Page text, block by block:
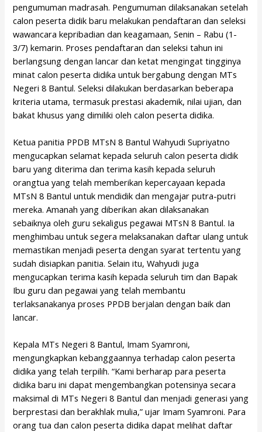
pengumuman madrasah. Pengumuman dilaksanakan setelah
calon peserta didik baru melakukan pendaftaran dan seleksi
wawancara kepribadian dan keagamaan, Senin – Rabu (1-
3/7) kemarin. Proses pendaftaran dan seleksi tahun ini
berlangsung dengan lancar dan ketat mengingat tingginya
minat calon peserta didika untuk bergabung dengan MTs
Negeri 8 Bantul. Seleksi dilakukan berdasarkan beberapa
kriteria utama, termasuk prestasi akademik, nilai ujian, dan
bakat khusus yang dimiliki oleh calon peserta didika.
Ketua panitia PPDB MTsN 8 Bantul Wahyudi Supriyatno
mengucapkan selamat kepada seluruh calon peserta didik
baru yang diterima dan terima kasih kepada seluruh
orangtua yang telah memberikan kepercayaan kepada
MTsN 8 Bantul untuk mendidik dan mengajar putra-putri
mereka. Amanah yang diberikan akan dilaksanakan
sebaiknya oleh guru sekaligus pegawai MTsN 8 Bantul. Ia
menghimbau untuk segera melaksanakan daftar ulang untuk
memastikan menjadi peserta dengan syarat tertentu yang
sudah disiapkan panitia. Selain itu, Wahyudi juga
mengucapkan terima kasih kepada seluruh tim dan Bapak
Ibu guru dan pegawai yang telah membantu
terlaksanakanya proses PPDB berjalan dengan baik dan
lancar.
Kepala MTs Negeri 8 Bantul, Imam Syamroni,
mengungkapkan kebanggaannya terhadap calon peserta
didika yang telah terpilih. “Kami berharap para peserta
didika baru ini dapat mengembangkan potensinya secara
maksimal di MTs Negeri 8 Bantul dan menjadi generasi yang
berprestasi dan berakhlak mulia,” ujar Imam Syamroni. Para
orang tua dan calon peserta didika dapat melihat daftar